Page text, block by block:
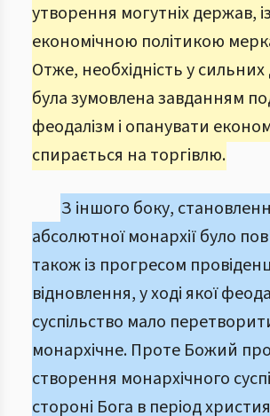
утворення могутніх держав,
економічною політикою
Отже, необхідність у
була зумовлена завданням
феодалізм і опанувати
спирається на торгівлю.
З іншого боку,
абсолютної монархії було
також із прогресом
відновлення, у ході якої
суспільство мало
монархічне. Проте Божий
створення монархічного
стороні Бога в період